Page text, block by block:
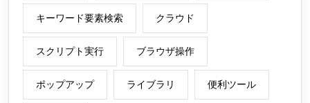
キーワード要素検索 クラウド
スクリプト実行 ブラウザ操作
ポップアップ ライブラリ 便利ツール